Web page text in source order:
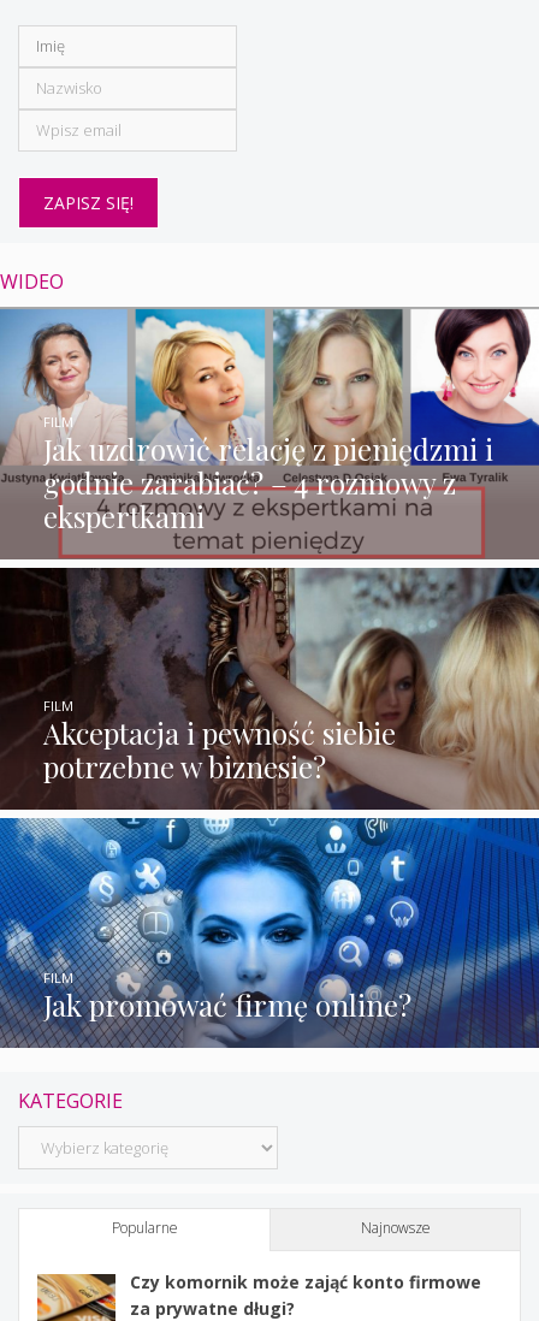
WIDEO
Jak uzdrowić relację z pieniędzmi i
godnie zarabiać? – 4 rozmowy z
ekspertkami
FILM
Akceptacja i pewność siebie
potrzebne w biznesie?
FILM
Jak promować firmę online?
FILM
KATEGORIE
Kategorie
Popularne Najnowsze
Czy komornik może zająć konto firmowe
za prywatne długi?